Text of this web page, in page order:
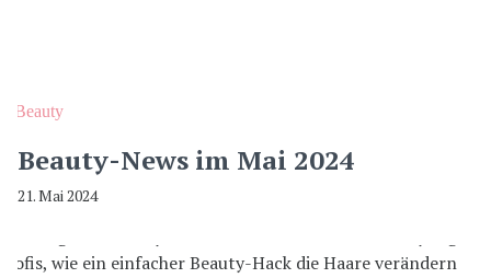
Beauty
Beauty-News im Mai 2024
21. Mai 2024